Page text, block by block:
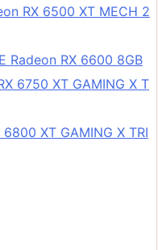
RX 6500 XT MECH 2
Radeon RX 6600 8GB
6750 XT GAMING X T
6800 XT GAMING X TRI